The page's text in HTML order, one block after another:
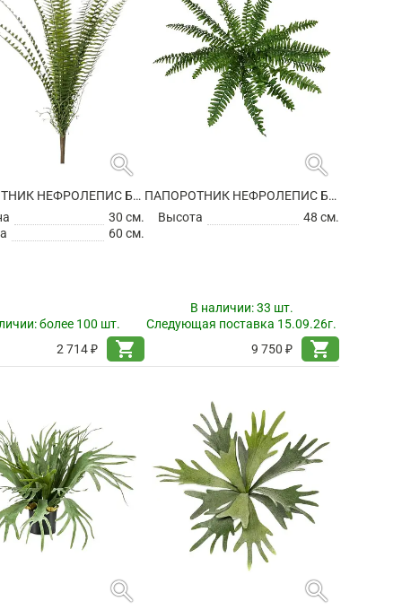
search
ПАПОРОТНИК НЕФРОЛЕПИС БОСТОН КУСТ ИСКУССТВЕННЫЙ
30 см.
60 см.
более 100 шт.
2 714 ₽
shopping_cart
search
ПАПОРОТНИК НЕФРОЛЕПИС БОСТОН КУСТ ИСКУССТВЕННЫЙ
Высота
48 см.
В наличии:33 шт.
Следующая поставка 15.09.26г.
9 750 ₽
shopping_cart
search search